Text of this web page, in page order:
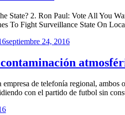
State? 2. Ron Paul: Vote All You
To Fight Surveillance State On
septiembre 24, 2016
de telefonía regional, ambos
con el partido de futbol sin